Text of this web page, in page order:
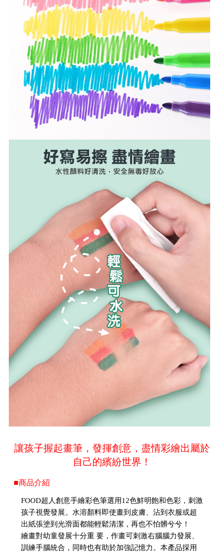
讓孩子握起畫筆，發揮創意，盡情彩繪出屬於
自己的繽紛世界！
■商品介紹
FOOD超人創意手繪彩色筆選用12色鮮明飽和色彩，刺激
孩子視覺發展。水溶顏料即使畫到皮膚、沾到衣服或超
出紙張塗到光滑面都能輕鬆清潔，再也不怕髒兮兮！
繪畫對幼童發展十分重 要，作畫可刺激右腦腦力發展、
訓練手腦統合，同時也有助於加強記憶力。本產品採用